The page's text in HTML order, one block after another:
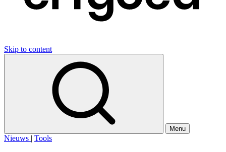
Skip to content
Menu
Nieuws | Tools